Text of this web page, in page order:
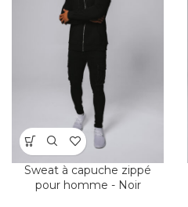
Sweat à capuche zippé
pour homme - Noir